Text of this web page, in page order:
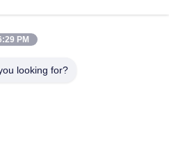
PM
looking for?